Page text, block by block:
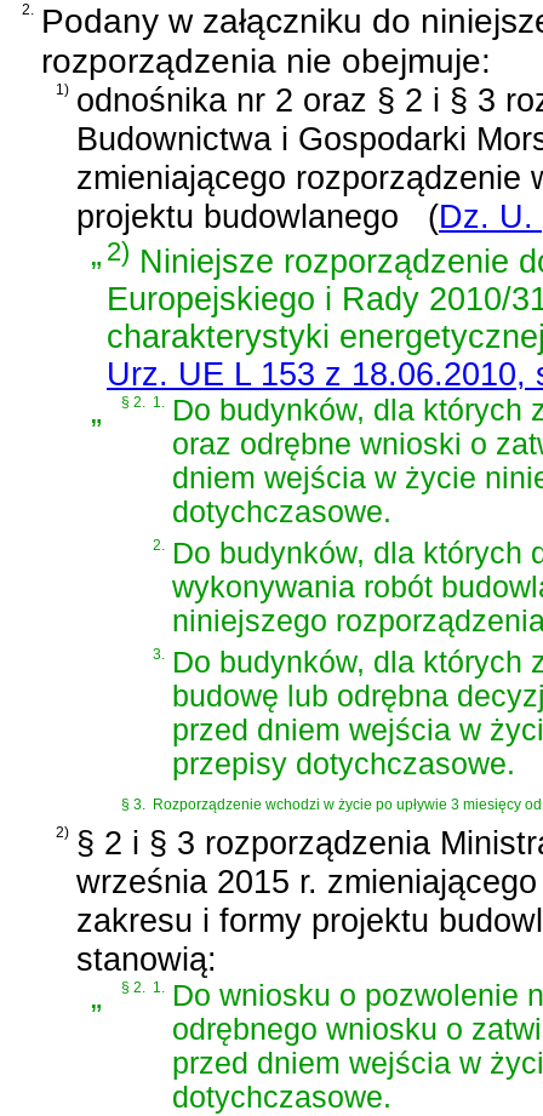
2. Podany w załączniku do
rozporządzenia nie obejmuje:
1) odnośnika nr 2 oraz § 2 i § 3
Budownictwa i Gospodarki
zmieniającego rozporządzenie
projektu budowlanego
(Dz. U.
„2) Niniejsze rozporządzenie
Europejskiego i Rady 2010/
charakterystyki
Urz. UE L 153 z 18.06.2010,
„
§ 2. 1. Do budynków, dla których
oraz odrębne wnioski o
dniem wejścia w życie
dotychczasowe.
2. Do budynków, dla których
wykonywania robót
niniejszego
3. Do budynków, dla których
budowę lub odrębna
przed dniem wejścia w
przepisy dotychczasowe.
§ 3. Rozporządzenie wchodzi w życie po upływie 3 miesięcy
2) § 2 i § 3 rozporządzenia
września 2015 r.
zakresu i formy projektu
stanowią:
„ § 2. 1. Do wniosku o pozwolenie
odrębnego wniosku o
przed dniem wejścia w
dotychczasowe.